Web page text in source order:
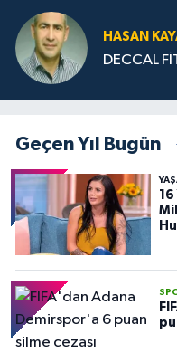
HASAN
DECCAL
Geçen Yıl Bugün
16